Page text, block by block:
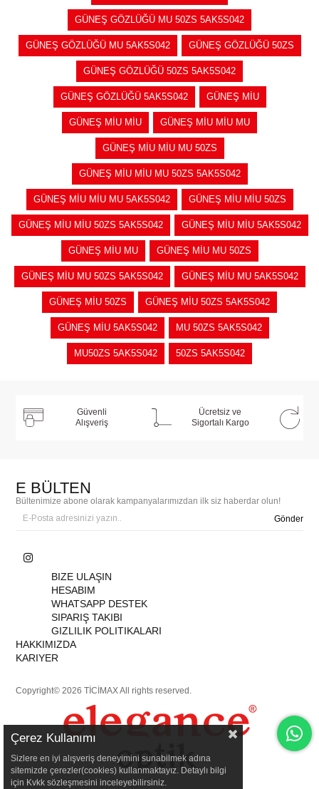
GÜNEŞ GÖZLÜĞÜ MU 50ZS 5AK5S042
GÜNEŞ GÖZLÜĞÜ MU 5AK5S042 GÜNEŞ GÖZLÜĞÜ 50ZS
GÜNEŞ GÖZLÜĞÜ 50ZS 5AK5S042
GÜNEŞ GÖZLÜĞÜ 5AK5S042 GÜNEŞ MİU
GÜNEŞ MİU MİU GÜNEŞ MİU MİU MU
GÜNEŞ MİU MİU MU 50ZS
GÜNEŞ MİU MİU MU 50ZS 5AK5S042
GÜNEŞ MİU MİU MU 5AK5S042 GÜNEŞ MİU MİU 50ZS
GÜNEŞ MİU MİU 50ZS 5AK5S042 GÜNEŞ MİU MİU 5AK5S042
GÜNEŞ MİU MU GÜNEŞ MİU MU 50ZS
GÜNEŞ MİU MU 50ZS 5AK5S042 GÜNEŞ MİU MU 5AK5S042
GÜNEŞ MİU 50ZS GÜNEŞ MİU 50ZS 5AK5S042
GÜNEŞ MİU 5AK5S042 MU 50ZS 5AK5S042
MU50ZS 5AK5S042 50ZS 5AK5S042
Güvenli
Alışveriş
Ücretsiz ve
Sigortalı Kargo
E BÜLTEN
Bültenimize abone olarak kampanyalarımızdan ilk siz haberdar olun!
Gönder
BIZE ULAŞIN
HESABIM
WHATSAPP DESTEK
SIPARIŞ TAKIBI
GIZLILIK POLITIKALARI
HAKKIMIZDA
KARIYER
Copyright© 2026 TİCİMAX All rights reserved.
Çerez Kullanımı
Sizlere en iyi alışveriş deneyimini sunabilmek adına
sitemizde çerezler(cookies) kullanmaktayız. Detaylı bilgi
için Kvkk sözleşmesini inceleyebilirsiniz.